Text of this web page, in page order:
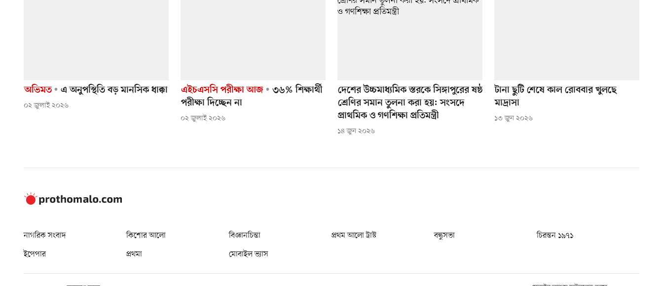
অভিমত এ অনুপস্থিতি বড় মানসিক ধাক্কা
০২ জুলাই ২০২৬
এইচএসসি পরীক্ষা আজ
৩৬% শিক্ষার্থী
পরীক্ষা দিচ্ছেন না
০২ জুলাই ২০২৬
দেশের উচ্চমাধ্যমিক স্তরকে সিঙ্গাপুরের ষষ্ঠ
শ্রেণির সমান তুলনা করা হয়: সংসদে
প্রাথমিক ও গণশিক্ষা প্রতিমন্ত্রী
১৪ জুন ২০২৬
টানা ছুটি শেষে কাল রোববার খুলছে
মাদ্রাসা
১৩ জুন ২০২৬
নাগরিক সংবাদ কিশোর আলো বিজ্ঞানচিন্তা প্রথম আলো ট্রাস্ট বন্ধুসভা
চিরন্তন ১৯৭১
ইপেপার
প্রথমা মোবাইল ভ্যাস